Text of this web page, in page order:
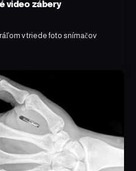
video zábery
v triede foto snímačov